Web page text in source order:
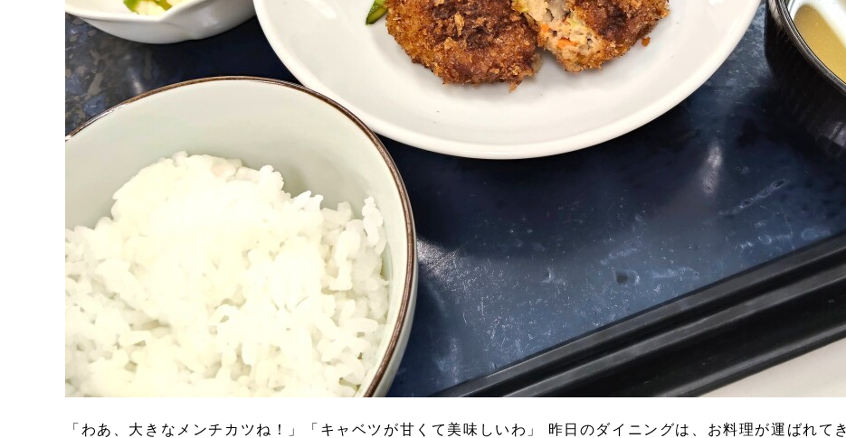
「わあ、大きなメンチカツね！」「キャベツが甘くて美味しいわ」 昨日のダイニングは、お料理が運ばれて